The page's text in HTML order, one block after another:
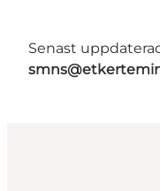
Senast